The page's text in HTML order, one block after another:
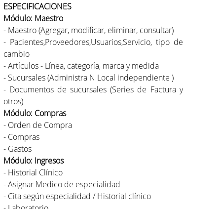
ESPECIFICACIONES
Módulo: Maestro
- Maestro (Agregar, modificar, eliminar, consultar)
- Pacientes,Proveedores,Usuarios,Servicio, tipo de
cambio
- Artículos - Línea, categoría, marca y medida
- Sucursales (Administra N Local independiente )
- Documentos de sucursales (Series de Factura y
otros)
Módulo: Compras
- Orden de Compra
- Compras
- Gastos
Módulo: Ingresos
- Historial Clínico
- Asignar Medico de especialidad
- Cita según especialidad / Historial clínico